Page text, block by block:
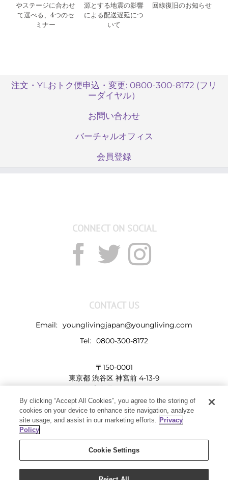
やステージに合わせ
て選べる、4つのセ
ミナー
源とする地震の影響
による配送遅延につ
いて
回線復旧のお知らせ
注文・YLおトク便申込・変更: 0800-300-8172 (フリ
ーダイヤル）
お問い合わせ
バーチャルオフィス
会員登録
CONNECT ON SOCIAL
CONTACT US
Email: younglivingjapan@youngliving.com
Tel: 0800-300-8172
〒150-0001
東京都 渋谷区 神宮前 4-13-9
表参道LHビル
By clicking “Accept All Cookies”, you agree to the storing of
cookies on your device to enhance site navigation, analyze
site usage, and assist in our marketing efforts. Privacy
Policy
Cookie Settings